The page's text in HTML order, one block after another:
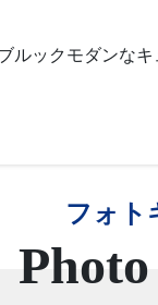
ルックモダンな
フォト